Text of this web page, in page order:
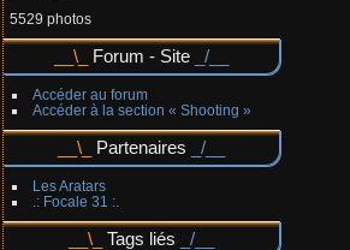
5529 photos
Forum - Site
Accéder au forum
Accéder à la section « Shooting »
Partenaires
Les Aratars
.: Focale 31 :.
Tags liés